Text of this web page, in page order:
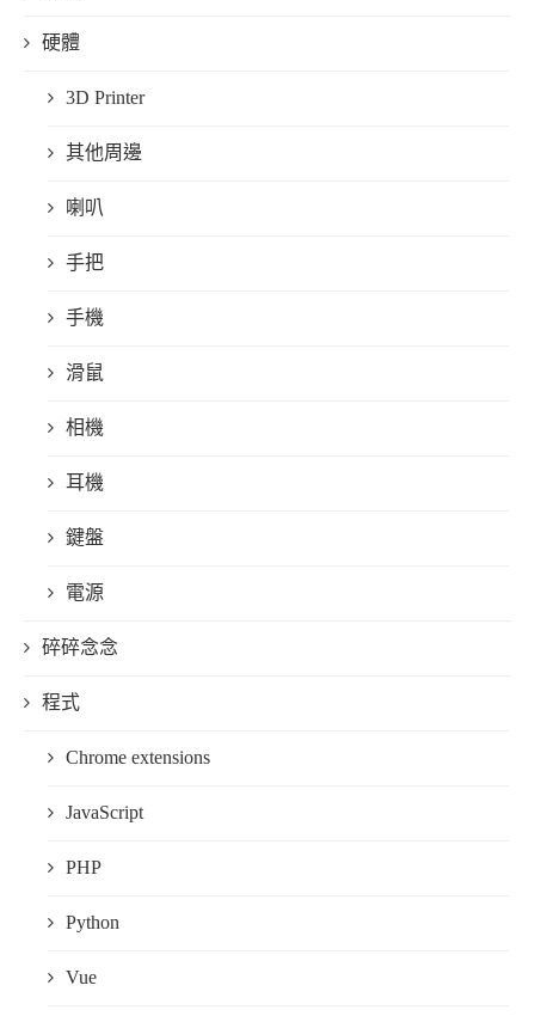
硬體
3D Printer
其他周邊
喇叭
手把
手機
滑鼠
相機
耳機
鍵盤
電源
碎碎念念
程式
Chrome extensions
JavaScript
PHP
Python
Vue